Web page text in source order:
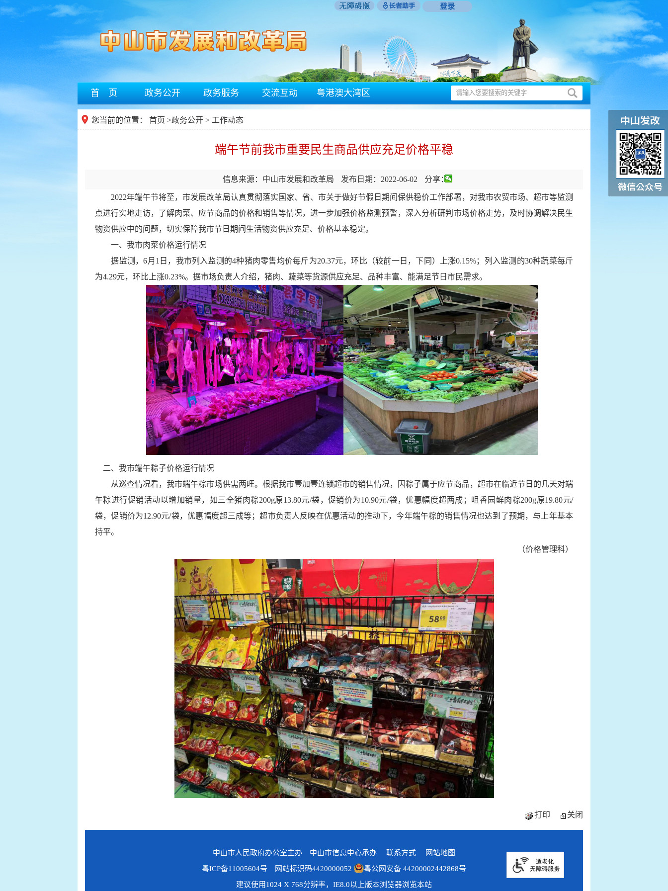
登录
首 页 政务公开 政务服务 交流互动 粤港澳大湾区
您当前的位置： 首页 >政务公开 > 工作动态
端午节前我市重要民生商品供应充足价格平稳
信息来源：中山市发展和改革局 发布日期：2022-06-02 分享：
2022年端午节将至，市发展改革局认真贯彻落实国家、省、市关于做好节假日期间保供稳价工作部署，对我市农贸市场、超市等监测
点进行实地走访，了解肉菜、应节商品的价格和销售等情况，进一步加强价格监测预警，深入分析研判市场价格走势，及时协调解决民生
物资供应中的问题，切实保障我市节日期间生活物资供应充足、价格基本稳定。
一、我市肉菜价格运行情况
据监测，6月1日，我市列入监测的4种猪肉零售均价每斤为20.37元，环比（较前一日，下同）上涨0.15%；列入监测的30种蔬菜每斤
为4.29元，环比上涨0.23%。据市场负责人介绍，猪肉、蔬菜等货源供应充足、品种丰富、能满足节日市民需求。
二、我市端午粽子价格运行情况
从巡查情况看，我市端午粽市场供需两旺。根据我市壹加壹连锁超市的销售情况，因粽子属于应节商品，超市在临近节日的几天对端
午粽进行促销活动以增加销量，如三全猪肉粽200g原13.80元/袋，促销价为10.90元/袋，优惠幅度超两成；咀香园鲜肉粽200g原19.80元/
袋，促销价为12.90元/袋，优惠幅度超三成等；超市负责人反映在优惠活动的推动下，今年端午粽的销售情况也达到了预期，与上年基本
持平。
（价格管理科）
打印 关闭
中山市人民政府办公室主办 中山市信息中心承办 联系方式
网站地图
粤ICP备11005604号 网站标识码4420000052
粤公网安备 44200002442868号
建议使用1024 X 768分辨率，IE8.0以上版本浏览器浏览本站